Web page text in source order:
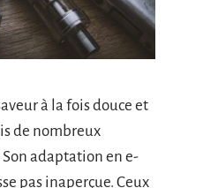
à la fois douce et
de nombreux
adaptation en e-
pas inaperçue. Ceux